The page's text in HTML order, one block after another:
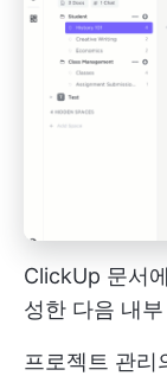
ClickUp 문서
성한 다음 내
프로젝트 관리